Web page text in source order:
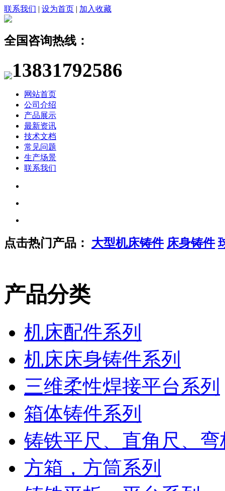
联系我们 | 设为首页 | 加入收藏
全国咨询热线：
13831792586
网站首页
公司介绍
产品展示
最新资讯
技术文档
常见问题
生产场景
联系我们
点击热门产品： 大型机床铸件 床身铸件
产品分类
机床配件系列
机床床身铸件系列
三维柔性焊接平台系列
箱体铸件系列
铸铁平尺、直角尺、
方箱，方筒系列